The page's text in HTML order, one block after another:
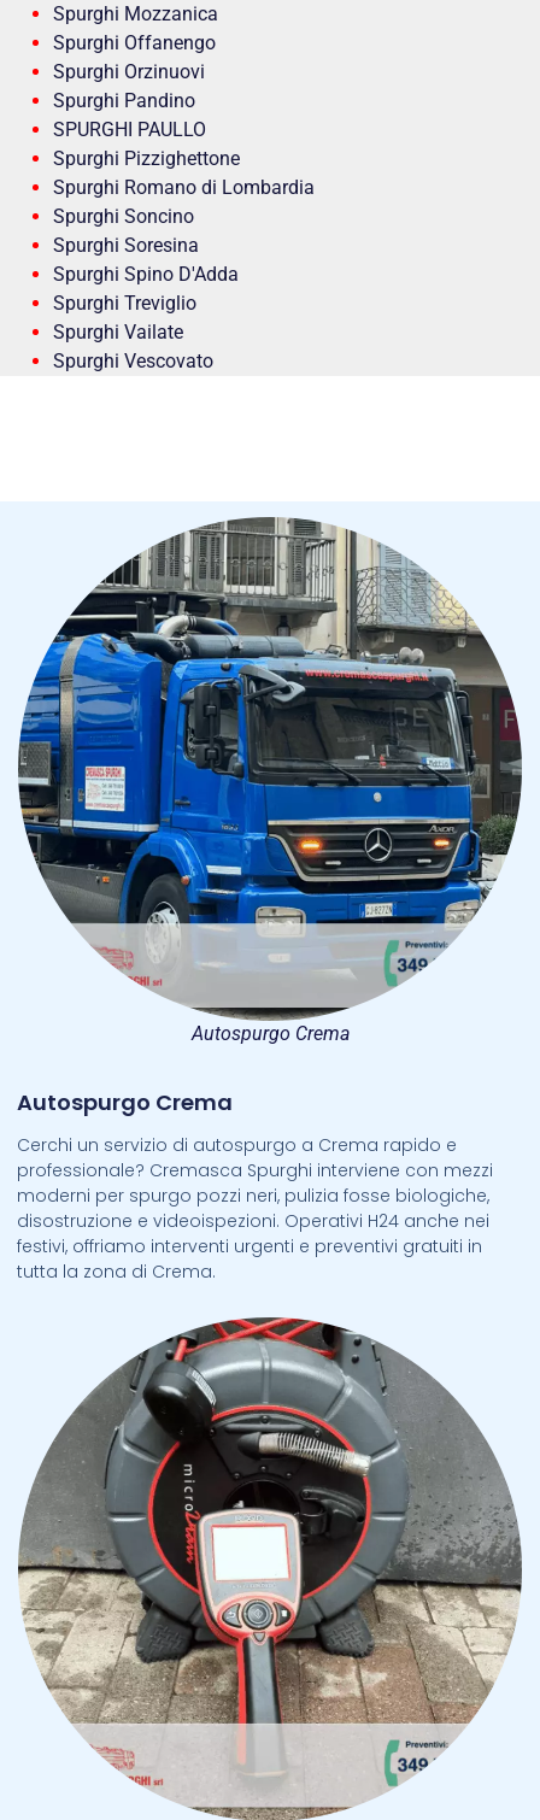
Spurghi Mozzanica
Spurghi Offanengo
Spurghi Orzinuovi
Spurghi Pandino
SPURGHI PAULLO
Spurghi Pizzighettone
Spurghi Romano di Lombardia
Spurghi Soncino
Spurghi Soresina
Spurghi Spino D'Adda
Spurghi Treviglio
Spurghi Vailate
Spurghi Vescovato
Autospurgo Crema
Autospurgo Crema
Cerchi un servizio di autospurgo a Crema rapido e
professionale? Cremasca Spurghi interviene con mezzi
moderni per spurgo pozzi neri, pulizia fosse biologiche,
disostruzione e videoispezioni. Operativi H24 anche nei
festivi, offriamo interventi urgenti e preventivi gratuiti in
tutta la zona di Crema.